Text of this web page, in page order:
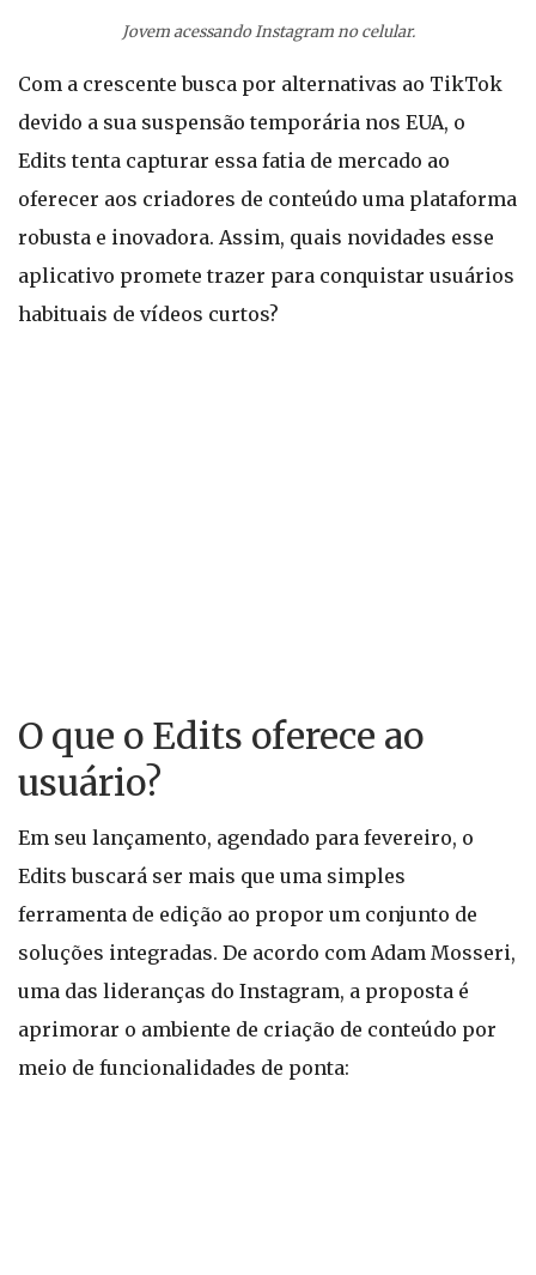
Jovem acessando Instagram no celular.
Com a crescente busca por alternativas ao TikTok
devido a sua suspensão temporária nos EUA, o
Edits tenta capturar essa fatia de mercado ao
oferecer aos criadores de conteúdo uma plataforma
robusta e inovadora. Assim, quais novidades esse
aplicativo promete trazer para conquistar usuários
habituais de vídeos curtos?
O que o Edits oferece ao
usuário?
Em seu lançamento, agendado para fevereiro, o
Edits buscará ser mais que uma simples
ferramenta de edição ao propor um conjunto de
soluções integradas. De acordo com Adam Mosseri,
uma das lideranças do Instagram, a proposta é
aprimorar o ambiente de criação de conteúdo por
meio de funcionalidades de ponta: